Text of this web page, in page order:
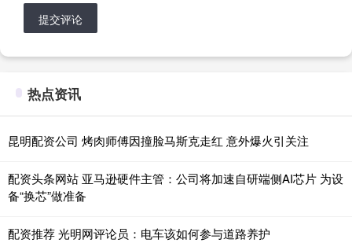
提交评论
热点资讯
昆明配资公司 烤肉师傅因撞脸马斯克走红 意外爆火引关注
配资头条网站 亚马逊硬件主管：公司将加速自研端侧AI芯片 为设
备“换芯”做准备
配资推荐 光明网评论员：电车该如何参与道路养护